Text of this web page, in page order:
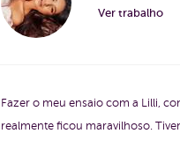
Ver trabalho
Fazer o meu ensaio com a Lilli,
realmente ficou maravilhoso.